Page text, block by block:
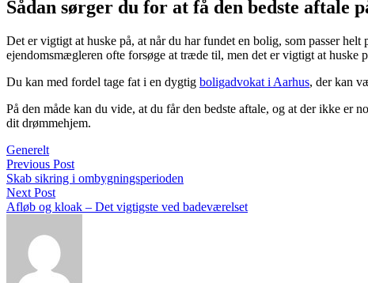
Sådan sørger du for at få den bedste aftale
Det er vigtigt at huske på, at når du har fundet en bolig, som passer
ejendomsmægleren ofte forsøge at træde til, men det er vigtigt at huske
Du kan med fordel tage fat i en dygtig boligadvokat i Aarhus, der kan
På den måde kan du vide, at du får den bedste aftale, og at der ikke
dit drømmehjem.
Generelt
Previous Post
Skab sikring i ombygningsperioden
Next Post
Afløb og kloak – Det vigtigste ved badeværelset